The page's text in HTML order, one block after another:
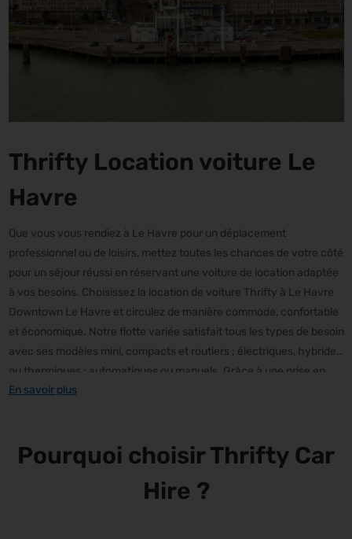
Thrifty Location voiture Le
Havre
Que vous vous rendiez à Le Havre pour un déplacement
professionnel ou de loisirs, mettez toutes les chances de votre côté
pour un séjour réussi en réservant une voiture de location adaptée
à vos besoins. Choisissez la location de voiture Thrifty à Le Havre
Downtown Le Havre et circulez de manière commode, confortable
et économique. Notre flotte variée satisfait tous les types de besoin
avec ses modèles mini, compacts et routiers ; électriques, hybrides
ou thermiques ; automatiques ou manuels. Grâce à une prise en
charge et une restitution simples et pratiques à Le Havre
instant.
En savoir plus
Pourquoi choisir Thrifty Car
Hire ?